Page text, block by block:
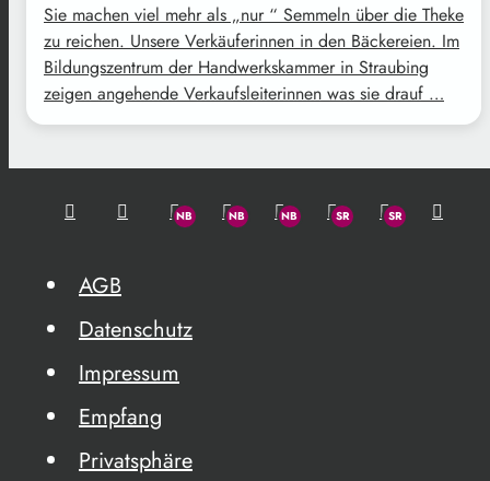
Sie machen viel mehr als „nur “ Semmeln über die Theke
zu reichen. Unsere Verkäuferinnen in den Bäckereien. Im
Bildungszentrum der Handwerkskammer in Straubing
zeigen angehende Verkaufsleiterinnen was sie drauf …
AGB
Datenschutz
Impressum
Empfang
Privatsphäre